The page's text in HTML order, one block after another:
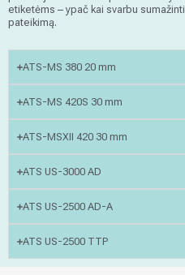
etiketėms – ypač kai svarbu
pateikimą.
ATS-MS 380 20 mm
ATS-MS 420S 30 mm
ATS-MSXII 420 30 mm
ATS US-3000 AD
ATS US-2500 AD-A
ATS US-2500 TTP